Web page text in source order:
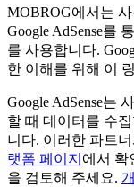
MOBROG에서는
Google AdSense를
를 사용합니다.
한 이해를 위해 이
Google AdSense는
할 때 데이터를 수
니다. 이러한 파트
랫폼 페이지 에서 확
을 검토해 주세요.